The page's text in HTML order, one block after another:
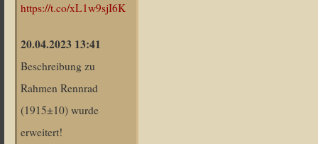
https://t.co/xL1w9sjI6K
20.04.2023 13:41
Beschreibung zu
Rahmen Rennrad
(1915±10) wurde
erweitert!